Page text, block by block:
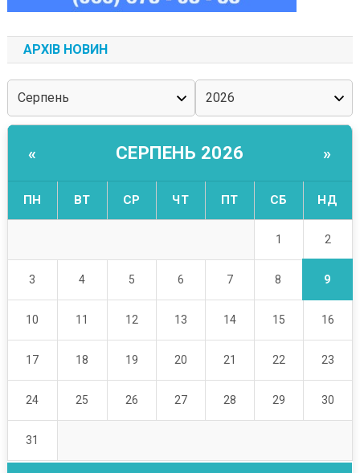
АРХІВ НОВИН
« СЕРПЕНЬ 2026 »
ПН ВТ СР ЧТ ПТ СБ НД
1 2
3 4 5 6 7 8 9
10 11 12 13 14 15 16
17 18 19 20 21 22 23
24 25 26 27 28 29 30
31